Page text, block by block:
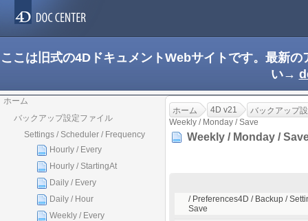
ここは旧式の4DドキュメントWebサイトです。最新
い→
ホーム
バックアップ設定ファイル
Settings / Scheduler / Frequency
Hourly / Every
Hourly / StartingAt
Daily / Every
Daily / Hour
Weekly / Every
ホーム 4D v21
バックアップ
Weekly / Monday / Save
Weekly / Monday /
/ Preferences4D / Backup /
Save